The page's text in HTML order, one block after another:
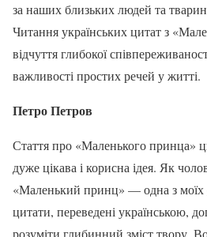
за наших близьких людей та
Читання українських цитат з
відчуття глибокої
важливості простих речей у житті.
Петро Петров
Стаття про «Маленького принца»
дуже цікава і корисна ідея. Як
«Маленький принц» — одна з
цитати, переведені українською,
розуміти глибинний зміст твору.